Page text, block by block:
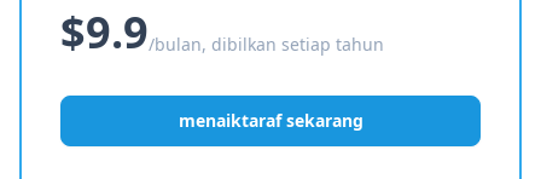
$9.9/bulan, dibilkan setiap tahun
menaiktaraf sekarang